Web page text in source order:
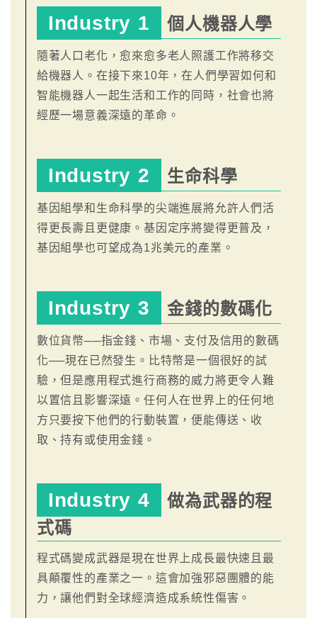
Industry 1 個人機器人學
隨著人口老化，愈來愈多老人照護工作將移交
給機器人。在接下來10年，在人們學習如何和
智能機器人一起生活和工作的同時，社會也將
經歷一場意義深遠的革命。
Industry 2 生命科學
基因組學和生命科學的尖端進展將允許人們活
得更長壽且更健康。基因定序將變得更普及，
基因組學也可望成為1兆美元的產業。
Industry 3 金錢的數碼化
數位貨幣──指金錢、市場、支付及信用的數碼
化──現在已然發生。比特幣是一個很好的試
驗，但是應用程式進行商務的威力將更令人難
以置信且影響深遠。任何人在世界上的任何地
方只要按下他們的行動裝置，便能傳送、收
取、持有或使用金錢。
Industry 4
做為武器的程
式碼
程式碼變成武器是現在世界上成長最快速且最
具顛覆性的產業之一。這會加強邪惡團體的能
力，讓他們對全球經濟造成系統性傷害。